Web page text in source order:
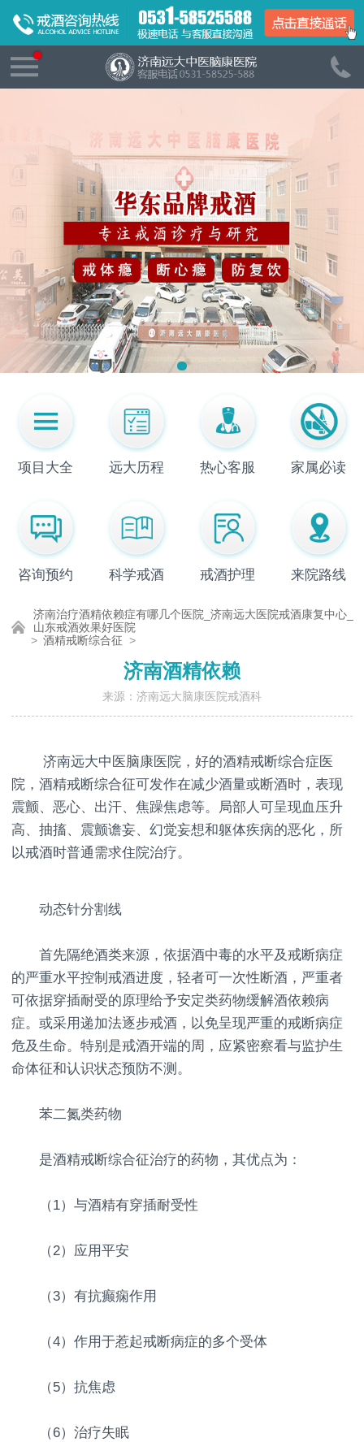
项目大全 远大历程 热心客服 家属必读
咨询预约 科学戒酒 戒酒护理 来院路线
济南治疗酒精依赖症有哪几个医院_济南远大医院戒酒康复中心_
山东戒酒效果好医院
> 酒精戒断综合征 >
济南酒精依赖
来源：济南远大脑康医院戒酒科
济南远大中医脑康医院，好的酒精戒断综合症医
院，酒精戒断综合征可发作在减少酒量或断酒时，表现
震颤、恶心、出汗、焦躁焦虑等。局部人可呈现血压升
高、抽搐、震颤谵妄、幻觉妄想和躯体疾病的恶化，所
以戒酒时普通需求住院治疗。
动态针分割线
首先隔绝酒类来源，依据酒中毒的水平及戒断病症
的严重水平控制戒酒进度，轻者可一次性断酒，严重者
可依据穿插耐受的原理给予安定类药物缓解酒依赖病
症。或采用递加法逐步戒酒，以免呈现严重的戒断病症
危及生命。特别是戒酒开端的周，应紧密察看与监护生
命体征和认识状态预防不测。
苯二氮类药物
是酒精戒断综合征治疗的药物，其优点为：
（1）与酒精有穿插耐受性
（2）应用平安
（3）有抗癫痫作用
（4）作用于惹起戒断病症的多个受体
（5）抗焦虑
（6）治疗失眠